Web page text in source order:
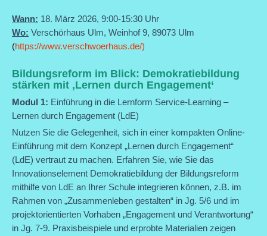
Wann: 18. März 2026, 9:00-15:30 Uhr
Wo: Verschörhaus Ulm, Weinhof 9, 89073 Ulm
(https://www.verschwoerhaus.de/)
Bildungsreform im Blick: Demokratiebildung
stärken mit ‚Lernen durch Engagement‘
Modul 1: Einführung in die Lernform Service-Learning –
Lernen durch Engagement (LdE)
Nutzen Sie die Gelegenheit, sich in einer kompakten Online-
Einführung mit dem Konzept „Lernen durch Engagement“
(LdE) vertraut zu machen. Erfahren Sie, wie Sie das
Innovationselement Demokratiebildung der Bildungsreform
mithilfe von LdE an Ihrer Schule integrieren können, z.B. im
Rahmen von „Zusammenleben gestalten“ in Jg. 5/6 und im
projektorientierten Vorhaben „Engagement und Verantwortung“
in Jg. 7-9. Praxisbeispiele und erprobte Materialien zeigen